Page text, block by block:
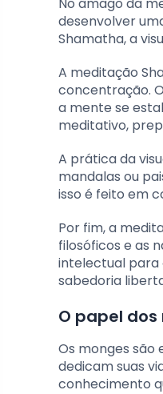
desenvolver
Shamatha, a
A meditação
concentração.
a mente se
meditativo,
A prática da
mandalas ou
isso é feito em
Por fim, a
filosóficos e as
intelectual para
sabedoria
O papel
Os monges são
dedicam suas
conhecimento